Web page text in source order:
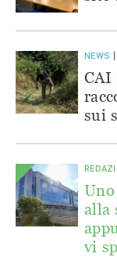
NEWS
CAI
sui
alla
vi